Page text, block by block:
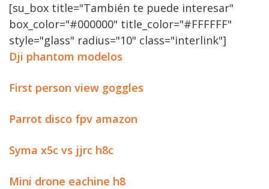
[su_box title="También te puede interesar"
box_color="#000000" title_color="#FFFFFF"
style="glass" radius="10" class="interlink"]
Dji phantom modelos
First person view goggles
Parrot disco fpv amazon
Syma x5c vs jjrc h8c
Mini drone eachine h8